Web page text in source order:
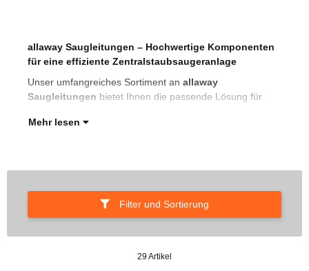
allaway Saugleitungen – Hochwertige Komponenten
für eine effiziente Zentralstaubsaugeranlage
Unser umfangreiches Sortiment an allaway
Saugleitungen bietet Ihnen die passende Lösung für
Mehr lesen
Filter und Sortierung
29 Artikel